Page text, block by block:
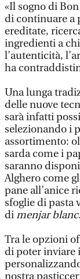
«Il sogno di
di continuare a
ereditate,
ingredienti a
l’autenticità,
ha
Una lunga
delle nuove
sarà infatti
selezionando i
assortimento:
sarda come i
saranno
Alghero come
pane all’anice
sfoglie di pasta
dimenjar blanc.
Tra le opzioni
di poter inviare
nostra